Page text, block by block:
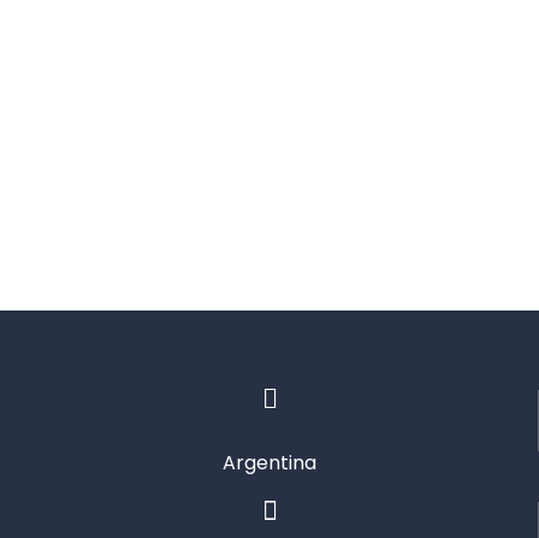
Argentina